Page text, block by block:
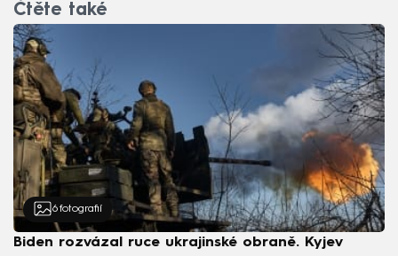
Čtěte také
6 fotografií
Biden rozvázal ruce ukrajinské obraně. Kyjev